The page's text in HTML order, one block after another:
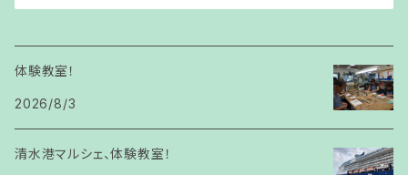
体験教室！
2026/8/3
清水港マルシェ、体験教室！